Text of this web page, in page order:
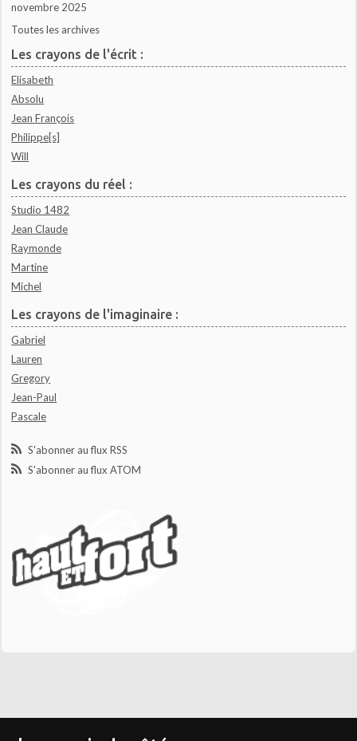
novembre 2025
Toutes les archives
Les crayons de l'écrit :
Elisabeth
Absolu
Jean François
Philippe[s]
Will
Les crayons du réel :
Studio 1482
Jean Claude
Raymonde
Martine
Michel
Les crayons de l'imaginaire :
Gabriel
Lauren
Gregory
Jean-Paul
Pascale
S'abonner au flux RSS
S'abonner au flux ATOM